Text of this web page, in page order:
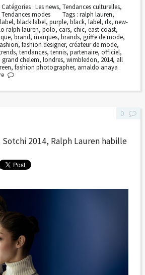
Catégories : Les news, Tendances culturelles,
Tendances modes Tags :ralph lauren,
, black label, purple, black, label, rlx, new-
ralph lauren, polo, cars, chic, east coast,
, brand, marques, brands, griffe de mode,
, fashion designer, créateur de mode,
, tendances, tennis, partenaire, officiel,
grand chelem, londres, wimbledon, 2014, all
, fashion photographer, arnaldo anaya
2014, Ralph Lauren habille
0